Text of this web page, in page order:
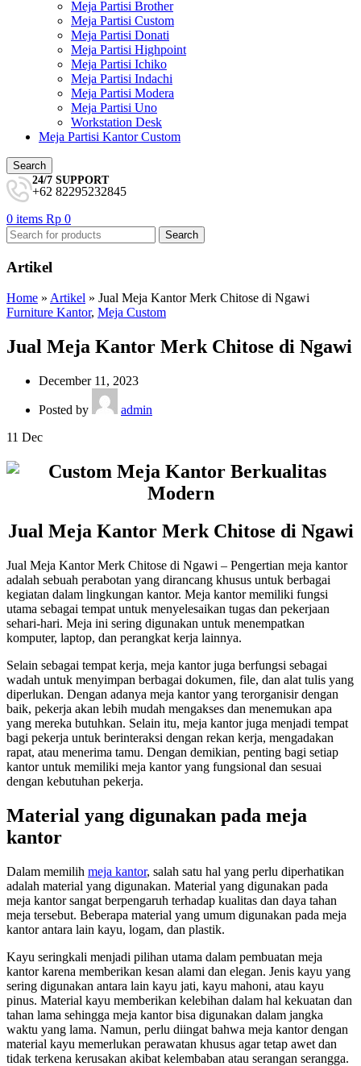
Meja Partisi Brother
Meja Partisi Custom
Meja Partisi Donati
Meja Partisi Highpoint
Meja Partisi Ichiko
Meja Partisi Indachi
Meja Partisi Modera
Meja Partisi Uno
Workstation Desk
Meja Partisi Kantor Custom
Search
24/7 SUPPORT
+62 82295232845
0 items Rp 0
Search
Artikel
Home » Artikel » Jual Meja Kantor Merk Chitose di Ngawi
Furniture Kantor, Meja Custom
Jual Meja Kantor Merk Chitose di Ngawi
December 11, 2023
Posted by
admin
11 Dec
Jual Meja Kantor Merk Chitose di Ngawi
Jual Meja Kantor Merk Chitose di Ngawi – Pengertian meja kantor
adalah sebuah perabotan yang dirancang khusus untuk berbagai
kegiatan dalam lingkungan kantor. Meja kantor memiliki fungsi
utama sebagai tempat untuk menyelesaikan tugas dan pekerjaan
sehari-hari. Meja ini sering digunakan untuk menempatkan
komputer, laptop, dan perangkat kerja lainnya.
Selain sebagai tempat kerja, meja kantor juga berfungsi sebagai
wadah untuk menyimpan berbagai dokumen, file, dan alat tulis yang
diperlukan. Dengan adanya meja kantor yang terorganisir dengan
baik, pekerja akan lebih mudah mengakses dan menemukan apa
yang mereka butuhkan. Selain itu, meja kantor juga menjadi tempat
bagi pekerja untuk berinteraksi dengan rekan kerja, mengadakan
rapat, atau menerima tamu. Dengan demikian, penting bagi setiap
kantor untuk memiliki meja kantor yang fungsional dan sesuai
dengan kebutuhan pekerja.
Material yang digunakan pada meja
kantor
Dalam memilih meja kantor, salah satu hal yang perlu diperhatikan
adalah material yang digunakan. Material yang digunakan pada
meja kantor sangat berpengaruh terhadap kualitas dan daya tahan
meja tersebut. Beberapa material yang umum digunakan pada meja
kantor antara lain kayu, logam, dan plastik.
Kayu seringkali menjadi pilihan utama dalam pembuatan meja
kantor karena memberikan kesan alami dan elegan. Jenis kayu yang
sering digunakan antara lain kayu jati, kayu mahoni, atau kayu
pinus. Material kayu memberikan kelebihan dalam hal kekuatan dan
tahan lama sehingga meja kantor bisa digunakan dalam jangka
waktu yang lama. Namun, perlu diingat bahwa meja kantor dengan
material kayu memerlukan perawatan khusus agar tetap awet dan
tidak terkena kerusakan akibat kelembaban atau serangan serangga.